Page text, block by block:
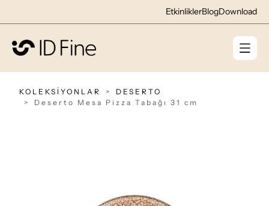
EtkinliklerBlogDownload
KOLEKSİYONLAR
DESERTO
Deserto Mesa Pizza Tabağı 31 cm